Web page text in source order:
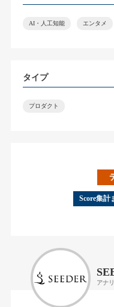
AI・人工知能 エンタメ
タイプ
プロダクト
Score集計
アナ